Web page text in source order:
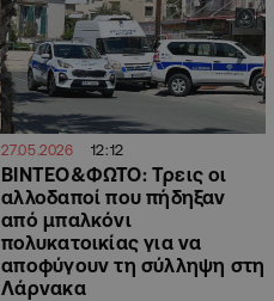
27.05.2026 12:12
ΒΙΝΤΕΟ&ΦΩΤΟ: Τρεις οι
αλλοδαποί που πήδηξαν
από μπαλκόνι
πολυκατοικίας για να
αποφύγουν τη σύλληψη στη
Λάρνακα